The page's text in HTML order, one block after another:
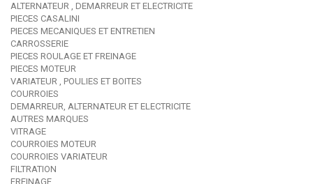
ALTERNATEUR , DEMARREUR ET ELECTRICITE
PIECES CASALINI
PIECES MECANIQUES ET ENTRETIEN
CARROSSERIE
PIECES ROULAGE ET FREINAGE
PIECES MOTEUR
VARIATEUR , POULIES ET BOITES
COURROIES
DEMARREUR, ALTERNATEUR ET ELECTRICITE
AUTRES MARQUES
VITRAGE
COURROIES MOTEUR
COURROIES VARIATEUR
FILTRATION
FREINAGE